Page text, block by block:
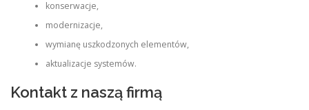
konserwacje,
modernizacje,
wymianę uszkodzonych elementów,
aktualizacje systemów.
Kontakt z naszą firmą